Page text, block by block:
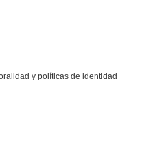
y políticas de identidad